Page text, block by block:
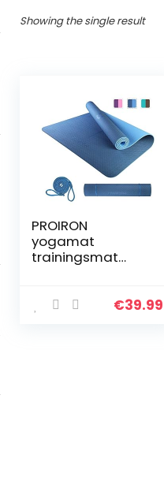
Showing the single result
PROIRON
yogamat
trainingsmat
materiaal, Pilates
€39.99